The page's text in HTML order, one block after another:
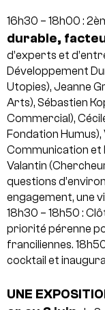
16h30 – 18h00 :
durable,
d’experts et
Développement
Utopies), Jeanne
Arts), Sébastien
Commercial),
Fondation
Communication et
Valantin
questions
engagement, une
18h30 – 18h50 :
priorité pérenne
franciliennes.
cocktail et
UNE